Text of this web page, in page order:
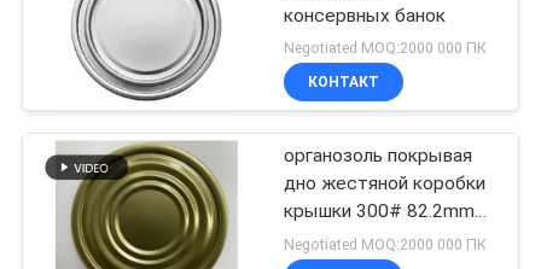
консервных банок
Negotiated MOQ:2000 000 ПК
КОНТАКТ
органозоль покрывая
дно жестяной коробки
крышки 300# 82.2mm
73mm крышек
Negotiated MOQ:2000 000 ПК